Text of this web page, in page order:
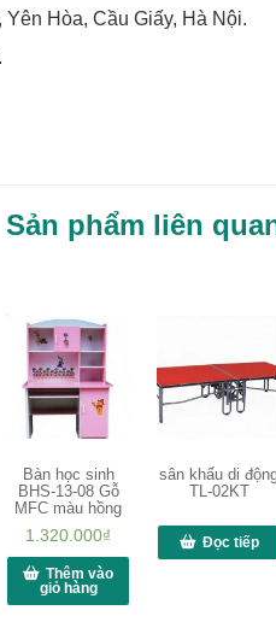
Hòa, Cầu Giấy, Hà Nội.
Sản phẩm liên
Bàn học sinh
BHS-13-08 Gỗ
MFC màu hồng
1.320.000₫
Thêm vào
giỏ hàng
sân khấu di
TL-02KT
Đọc tiếp